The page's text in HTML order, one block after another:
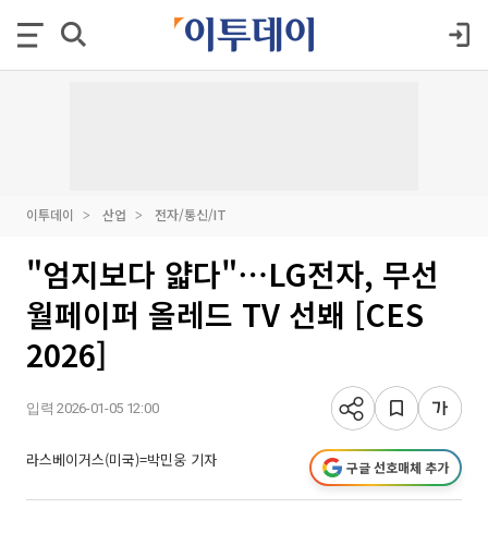
이투데이 산업 전자/통신/IT
"엄지보다 얇다"⋯LG전자, 무선
월페이퍼 올레드 TV 선봬 [CES
2026]
입력 2026-01-05 12:00
라스베이거스(미국)=박민웅 기자 구글 선호매체 추가